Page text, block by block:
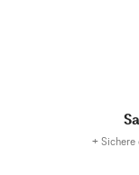
+ Sichere